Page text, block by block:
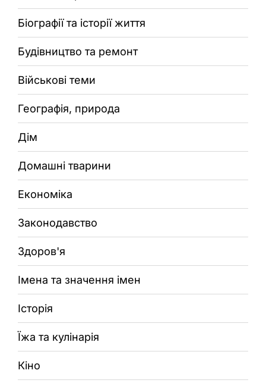
Біографії та історії життя
Будівництво та ремонт
Військові теми
Географія, природа
Дім
Домашні тварини
Економіка
Законодавство
Здоров'я
Імена та значення імен
Історія
Їжа та кулінарія
Кіно